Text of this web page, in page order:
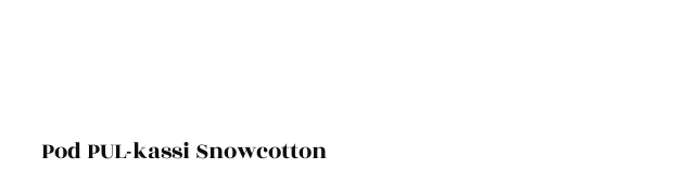
Pod PUL-kassi Snowcotton